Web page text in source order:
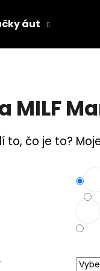
áut
MILF
to, čo je to?